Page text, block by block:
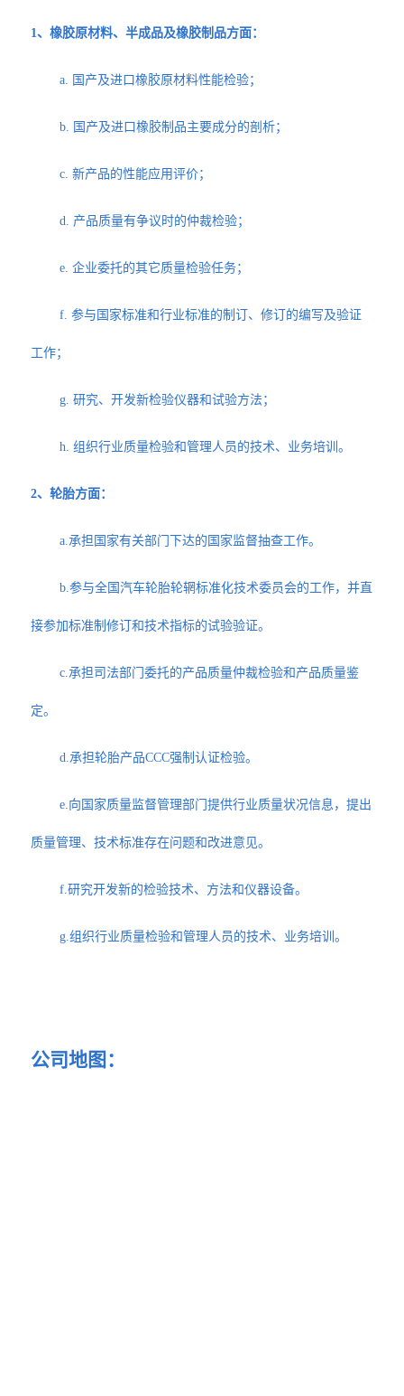
1、橡胶原材料、半成品及橡胶制品方面：
a. 国产及进口橡胶原材料性能检验；
b. 国产及进口橡胶制品主要成分的剖析；
c. 新产品的性能应用评价；
d. 产品质量有争议时的仲裁检验；
e. 企业委托的其它质量检验任务；
f. 参与国家标准和行业标准的制订、修订的编写及验证
工作；
g. 研究、开发新检验仪器和试验方法；
h. 组织行业质量检验和管理人员的技术、业务培训。
2、轮胎方面：
a.承担国家有关部门下达的国家监督抽查工作。
b.参与全国汽车轮胎轮辋标准化技术委员会的工作，并直
接参加标准制修订和技术指标的试验验证。
c.承担司法部门委托的产品质量仲裁检验和产品质量鉴
定。
d.承担轮胎产品CCC强制认证检验。
e.向国家质量监督管理部门提供行业质量状况信息，提出
质量管理、技术标准存在问题和改进意见。
f.研究开发新的检验技术、方法和仪器设备。
g.组织行业质量检验和管理人员的技术、业务培训。
公司地图：